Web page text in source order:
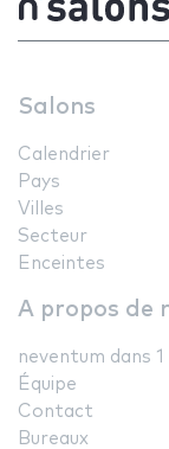
Salons
Calendrier
Pays
Villes
Secteur
Enceintes
A propos de
neventum dans
Équipe
Contact
Bureaux